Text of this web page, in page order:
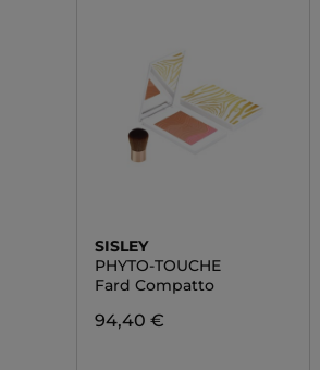
SISLEY
PHYTO-TOUCHE
Fard Compatto
94,40 €